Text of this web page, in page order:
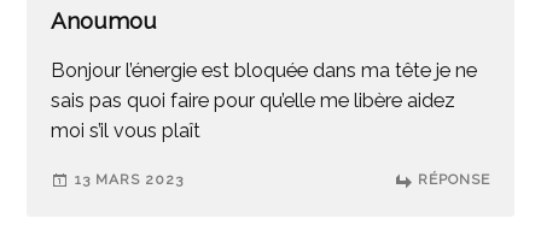
Anoumou
Bonjour l’énergie est bloquée dans ma tête je ne
sais pas quoi faire pour qu’elle me libère aidez
moi s’il vous plaît
13 MARS 2023 RÉPONSE